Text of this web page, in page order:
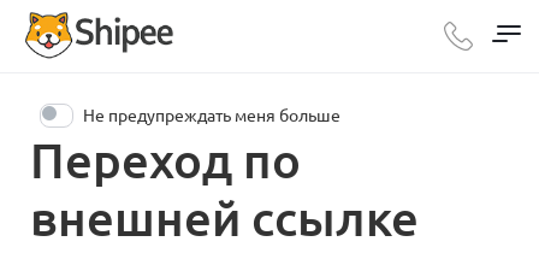
Переход по
внешней ссылке
Не предупреждать меня больше